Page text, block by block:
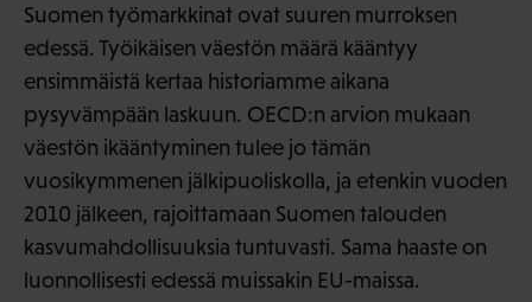
Suomen työmarkkinat ovat suuren murroksen
edessä. Työikäisen väestön määrä kääntyy
ensimmäistä kertaa historiamme aikana
pysyvämpään laskuun. OECD:n arvion mukaan
väestön ikääntyminen tulee jo tämän
vuosikymmenen jälkipuoliskolla, ja etenkin vuoden
2010 jälkeen, rajoittamaan Suomen talouden
kasvumahdollisuuksia tuntuvasti. Sama haaste on
luonnollisesti edessä muissakin EU-maissa.